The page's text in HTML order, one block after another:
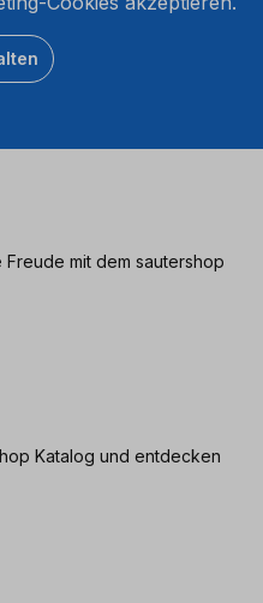
mit dem sautershop
Katalog und entdecken